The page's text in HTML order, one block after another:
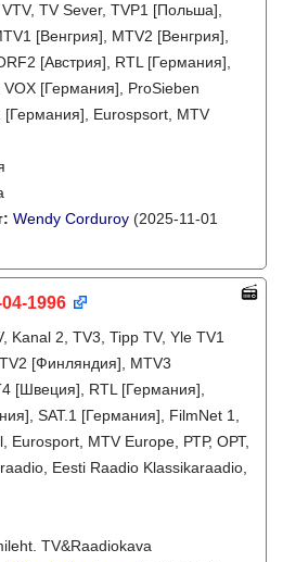
TV Sever, TVP1 [Польша],
[Венгрия], MTV2 [Венгрия],
[Австрия], RTL [Германия],
[Германия], ProSieben
[Германия], Eurospsort, MTV
Wendy Corduroy (2025-11-01
1996
Kanal 2, TV3, Tipp TV, Yle TV1
[Финляндия], MTV3
[Швеция], RTL [Германия],
SAT.1 [Германия], FilmNet 1,
Eurosport, MTV Europe, РТР, ОРТ,
Eesti Raadio Klassikaraadio,
TV&Raadiokava